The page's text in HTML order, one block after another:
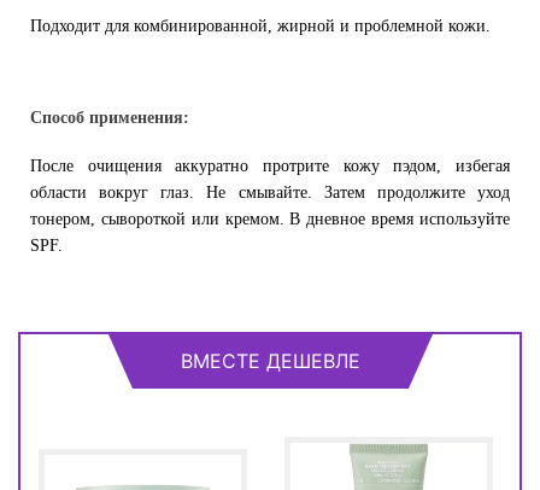
Подходит для комбинированной, жирной и проблемной кожи.
Способ применения:
После очищения аккуратно протрите кожу пэдом, избегая
области вокруг глаз. Не смывайте. Затем продолжите уход
тонером, сывороткой или кремом. В дневное время используйте
SPF.
ВМЕСТЕ ДЕШЕВЛЕ